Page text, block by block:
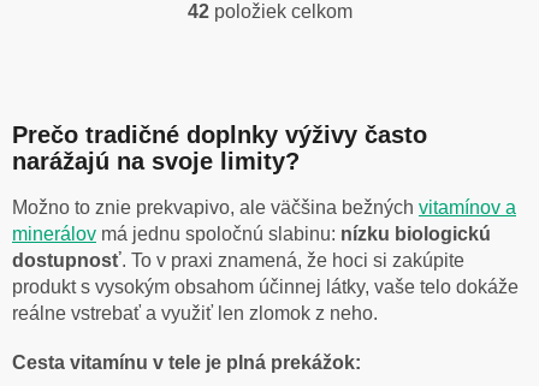
O
a
c
i
e
p
v
k
y
ý
42položiek celkom
Prečo tradičné doplnky výživy často
narážajú na svoje limity?
Možno to znie prekvapivo, ale väčšina bežných vitamínov a
minerálov má jednu spoločnú slabinu: nízku biologickú
dostupnosť. To v praxi znamená, že hoci si zakúpite
produkt s vysokým obsahom účinnej látky, vaše telo dokáže
reálne vstrebať a využiť len zlomok z neho.
Cesta vitamínu v tele je plná prekážok: